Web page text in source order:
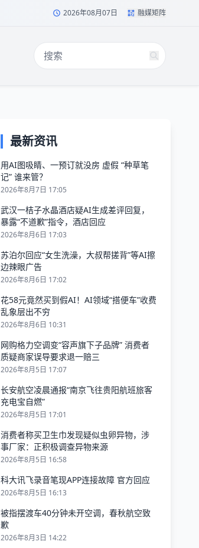
2026年08月07日 融媒矩阵
最新资讯
用AI图吸睛、一预订就没房 虚假 “种草笔
记” 谁来管？
2026年8月7日 17:05
武汉一桔子水晶酒店疑AI生成差评回复，
暴露“不道歉”指令，酒店回应
2026年8月6日 17:03
苏泊尔回应“女生洗澡，大叔帮搓背”等AI擦
边辣眼广告
2026年8月6日 17:02
花58元竟然买到假AI！AI领域“搭便车”收费
乱象层出不穷
2026年8月6日 10:31
网购格力空调变“容声旗下子品牌” 消费者
质疑商家误导要求退一赔三
2026年8月5日 17:07
长安航空凌晨通报“南京飞往贵阳航班旅客
充电宝自燃”
2026年8月5日 17:01
消费者称买卫生巾发现疑似虫卵异物，涉
事厂家：正积极调查异物来源
2026年8月5日 16:58
科大讯飞录音笔现APP连接故障 官方回应
2026年8月5日 16:13
被指摆渡车40分钟未开空调，春秋航空致
歉
2026年8月3日 14:22